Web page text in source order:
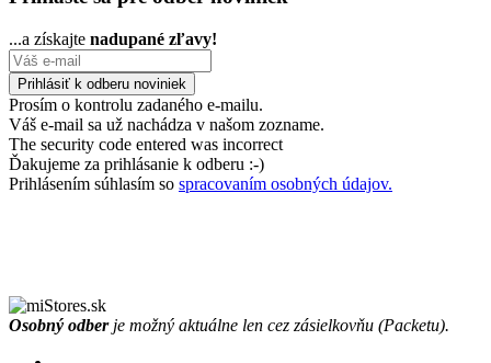
...a získajte nadupané zľavy!
Prosím o kontrolu zadaného e-mailu.
Váš e-mail sa už nachádza v našom zozname.
The security code entered was incorrect
Ďakujeme za prihlásanie k odberu :-)
Prihlásením súhlasím so spracovaním osobných údajov.
Osobný odberje možný aktuálne len cez zásielkovňu (Packetu).